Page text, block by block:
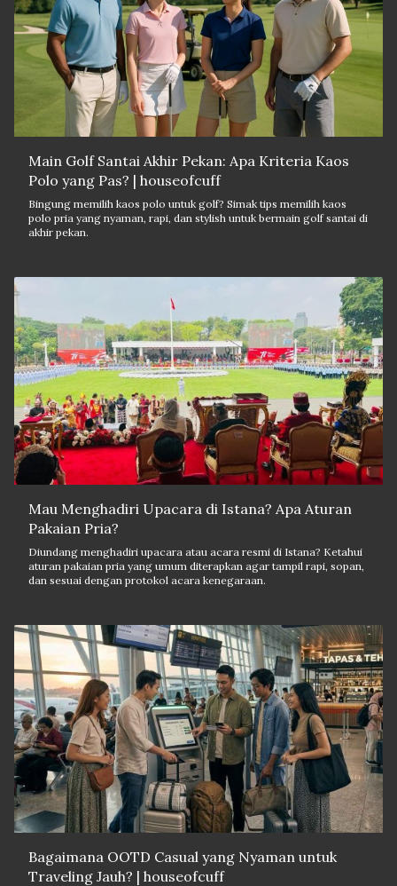
Main Golf Santai Akhir Pekan: Apa Kriteria Kaos
Polo yang Pas? | houseofcuff
Bingung memilih kaos polo untuk golf? Simak tips memilih kaos
polo pria yang nyaman, rapi, dan stylish untuk bermain golf santai di
akhir pekan.
Mau Menghadiri Upacara di Istana? Apa Aturan
Pakaian Pria?
Diundang menghadiri upacara atau acara resmi di Istana? Ketahui
aturan pakaian pria yang umum diterapkan agar tampil rapi, sopan,
dan sesuai dengan protokol acara kenegaraan.
Bagaimana OOTD Casual yang Nyaman untuk
Traveling Jauh? | houseofcuff